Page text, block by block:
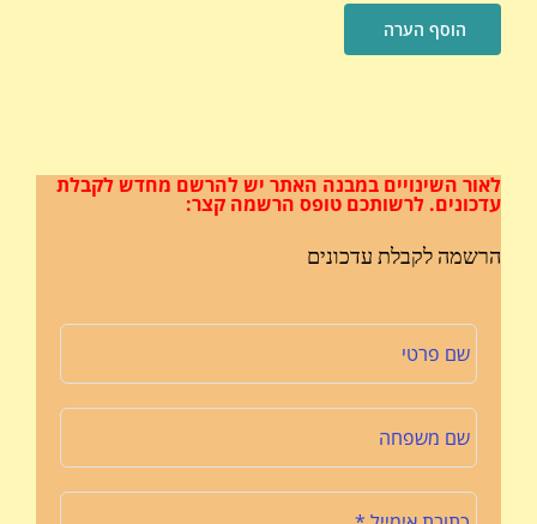
לאור השינויים במבנה האתר יש להרשם מחדש לקבלת
עדכונים. לרשותכם טופס הרשמה קצר:
הרשמה לקבלת עדכונים